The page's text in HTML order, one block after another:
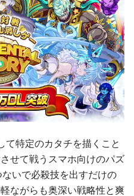
て特定のカタチを描くこと
せて戦うスマホ向けのパズ
いで必殺技を出すだけの
ながらも奥深い戦略性と爽